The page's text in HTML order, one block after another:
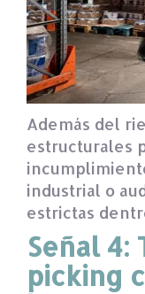
Además del
estructurales
industrial o
estrictas
Señal 4:
picking